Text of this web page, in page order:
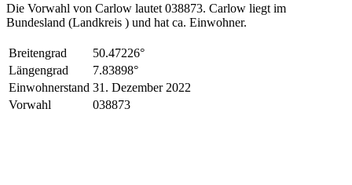
Die Vorwahl von Carlow lautet 038873. Carlow liegt im
Bundesland (Landkreis ) und hat ca. Einwohner.
Breitengrad
50.47226°
Längengrad
7.83898°
Einwohnerstand 31. Dezember 2022
Vorwahl
038873